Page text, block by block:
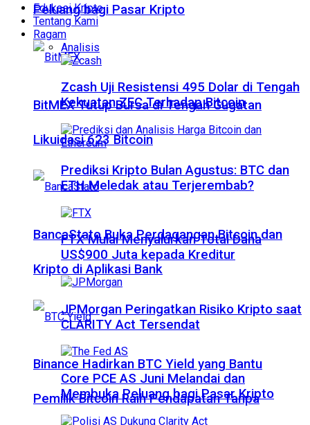
Peluang bagi Pasar Kripto
BitMEX Tutup Bursa di Tengah Gugatan
Likuidasi 623 Bitcoin
BancaStato Buka Perdagangan Bitcoin dan
Kripto di Aplikasi Bank
Binance Hadirkan BTC Yield yang Bantu
Pemilik Bitcoin Raih Pendapatan Tanpa
Edukasi Kripto
Tentang Kami
Ragam
Analisis
Zcash Uji Resistensi 495 Dolar di Tengah
Kekuatan ZEC Terhadap Bitcoin
Prediksi Kripto Bulan Agustus: BTC dan
ETH Meledak atau Terjerembab?
FTX Mulai Menyalurkan Total Dana
US$900 Juta kepada Kreditur
JPMorgan Peringatkan Risiko Kripto saat
CLARITY Act Tersendat
Core PCE AS Juni Melandai dan
Membuka Peluang bagi Pasar Kripto